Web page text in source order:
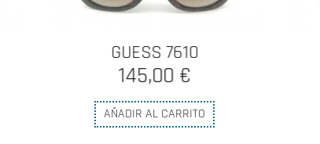
GUESS 7603
115,00 €
AÑADIR AL CARRITO